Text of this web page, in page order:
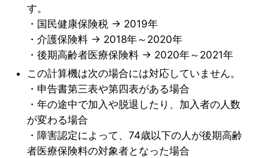
す。
・国民健康保険税 → 2019年
・介護保険料 → 2018年～2020年
・後期高齢者医療保険料 → 2020年～2021年
この計算機は次の場合には対応していません。
・申告書第三表や第四表がある場合
・年の途中で加入や脱退したり、加入者の人数
が変わる場合
・障害認定によって、74歳以下の人が後期高齢
者医療保険料の対象者となった場合